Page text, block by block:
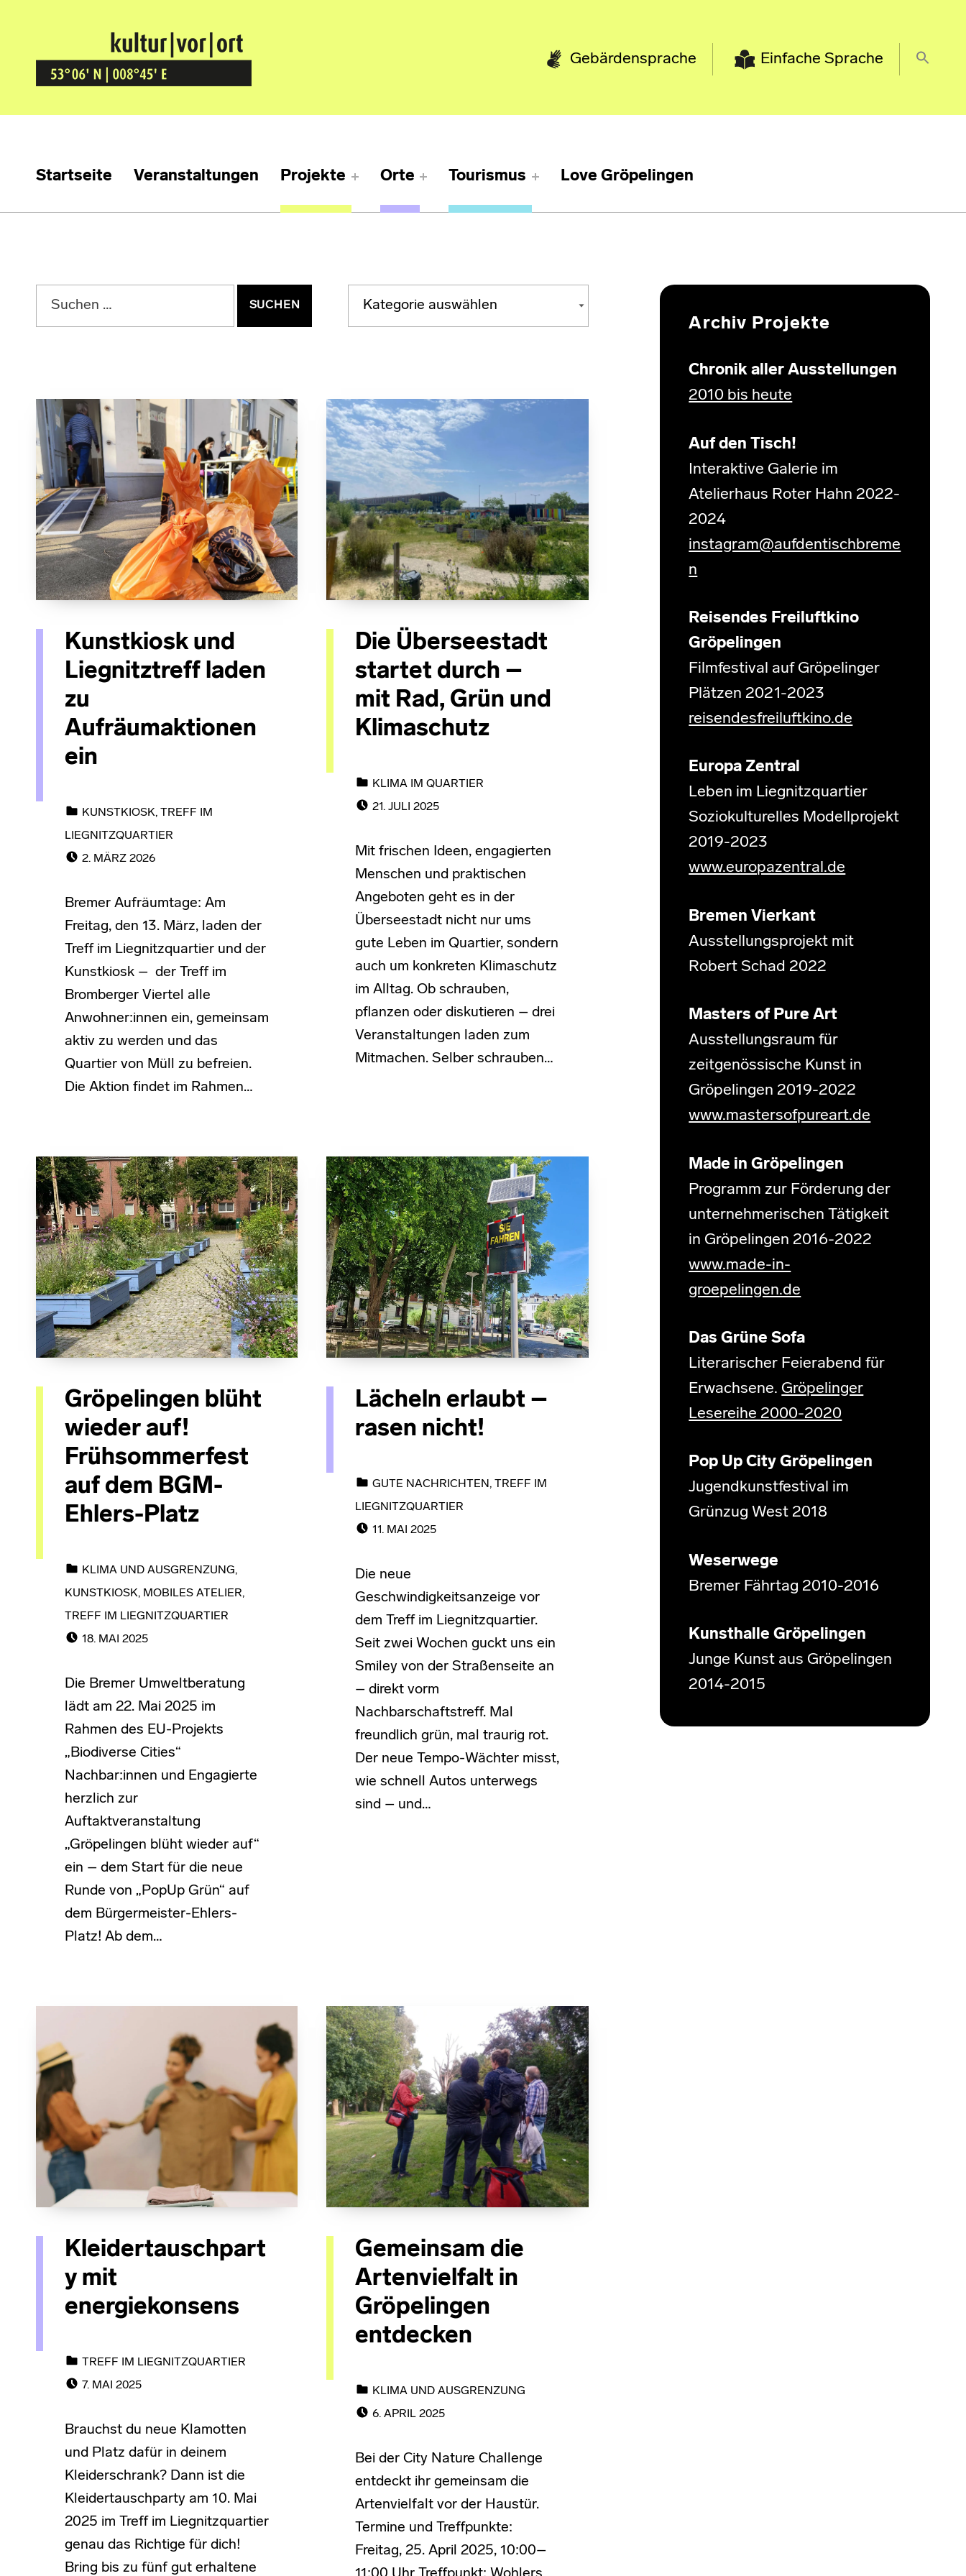
Kultur Vor Ort
BREMEN GRÖPELINGEN Gebärdensprache Einfache Sprache
Startseite Veranstaltungen Projekte Orte Tourismus Love Gröpelingen
Suchen nach:
KATEGORIEN
Kategorien
Kunstkiosk und
Liegnitztreff laden
zu
Aufräumaktionen
ein
KUNSTKIOSK, TREFF IM
LIEGNITZQUARTIER
2. MÄRZ 2026
Bremer Aufräumtage: Am
Freitag, den 13. März, laden der
Treff im Liegnitzquartier und der
Kunstkiosk – der Treff im
Bromberger Viertel alle
Anwohner:innen ein, gemeinsam
aktiv zu werden und das
Quartier von Müll zu befreien.
Die Aktion findet im Rahmen…
Die Überseestadt
startet durch –
mit Rad, Grün und
Klimaschutz
KLIMA IM QUARTIER
21. JULI 2025
Mit frischen Ideen, engagierten
Menschen und praktischen
Angeboten geht es in der
Überseestadt nicht nur ums
gute Leben im Quartier, sondern
auch um konkreten Klimaschutz
im Alltag. Ob schrauben,
pflanzen oder diskutieren – drei
Veranstaltungen laden zum
Mitmachen. Selber schrauben…
Gröpelingen blüht
wieder auf!
Frühsommerfest
auf dem BGM-
Ehlers-Platz
KLIMA UND AUSGRENZUNG,
KUNSTKIOSK, MOBILES ATELIER,
TREFF IM LIEGNITZQUARTIER
18. MAI 2025
Die Bremer Umweltberatung
lädt am 22. Mai 2025 im
Rahmen des EU-Projekts
„Biodiverse Cities“
Nachbar:innen und Engagierte
herzlich zur
Auftaktveranstaltung
„Gröpelingen blüht wieder auf“
ein – dem Start für die neue
Runde von „PopUp Grün“ auf
dem Bürgermeister-Ehlers-
Platz! Ab dem…
Lächeln erlaubt –
rasen nicht!
GUTE NACHRICHTEN, TREFF IM
LIEGNITZQUARTIER
11. MAI 2025
Die neue
Geschwindigkeitsanzeige vor
dem Treff im Liegnitzquartier.
Seit zwei Wochen guckt uns ein
Smiley von der Straßenseite an
– direkt vorm
Nachbarschaftstreff. Mal
freundlich grün, mal traurig rot.
Der neue Tempo-Wächter misst,
wie schnell Autos unterwegs
sind – und…
Kleidertauschpart
y mit
energiekonsens
TREFF IM LIEGNITZQUARTIER
7. MAI 2025
Brauchst du neue Klamotten
und Platz dafür in deinem
Kleiderschrank? Dann ist die
Kleidertauschparty am 10. Mai
2025 im Treff im Liegnitzquartier
genau das Richtige für dich!
Bring bis zu fünf gut erhaltene
Gemeinsam die
Artenvielfalt in
Gröpelingen
entdecken
KLIMA UND AUSGRENZUNG
6. APRIL 2025
Bei der City Nature Challenge
entdeckt ihr gemeinsam die
Artenvielfalt vor der Haustür.
Termine und Treffpunkte:
Freitag, 25. April 2025, 10:00–
Archiv Projekte
Chronik aller Ausstellungen
2010 bis heute
Auf den Tisch!
Interaktive Galerie im
Atelierhaus Roter Hahn 2022-
2024
instagram@aufdentischbreme
n
Reisendes Freiluftkino
Gröpelingen
Filmfestival auf Gröpelinger
Plätzen 2021-2023
reisendesfreiluftkino.de
Europa Zentral
Leben im Liegnitzquartier
Soziokulturelles Modellprojekt
2019-2023
www.europazentral.de
Bremen Vierkant
Ausstellungsprojekt mit
Robert Schad 2022
Masters of Pure Art
Ausstellungsraum für
zeitgenössische Kunst in
Gröpelingen 2019-2022
www.mastersofpureart.de
Made in Gröpelingen
Programm zur Förderung der
unternehmerischen Tätigkeit
in Gröpelingen 2016-2022
www.made-in-
groepelingen.de
Das Grüne Sofa
Literarischer Feierabend für
Erwachsene. Gröpelinger
Lesereihe 2000-2020
Pop Up City Gröpelingen
Jugendkunstfestival im
Grünzug West 2018
Weserwege
Bremer Fährtag 2010-2016
Kunsthalle Gröpelingen
Junge Kunst aus Gröpelingen
2014-2015